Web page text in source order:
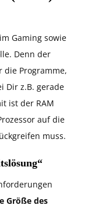
Gaming sowie
Denn der
Programme,
Dir z.B. gerade
ist der RAM
auf die
muss.
Größe des